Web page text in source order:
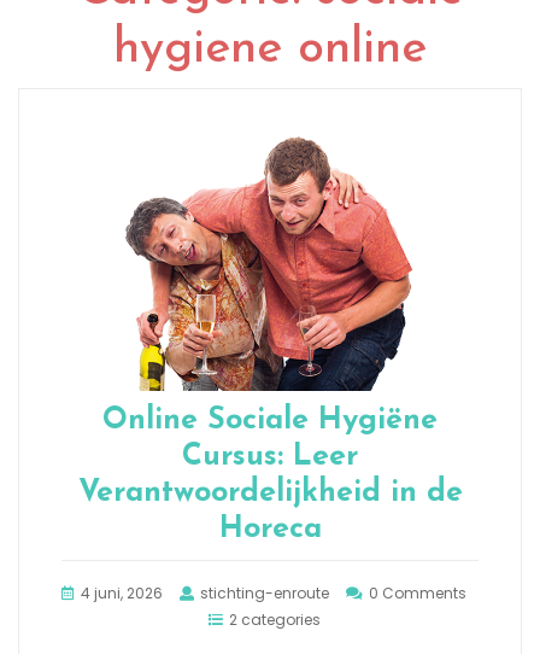
hygiene online
Online Sociale Hygiëne
Cursus: Leer
Verantwoordelijkheid in de
Horeca
4 juni, 2026 stichting-enroute
0 Comments
2 categories